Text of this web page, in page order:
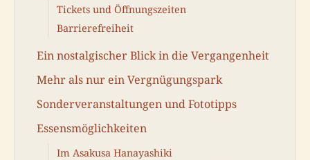
Tickets und Öffnungszeiten
Barrierefreiheit
Ein nostalgischer Blick in die Vergangenheit
Mehr als nur ein Vergnügungspark
Sonderveranstaltungen und Fototipps
Essensmöglichkeiten
Im Asakusa Hanayashiki